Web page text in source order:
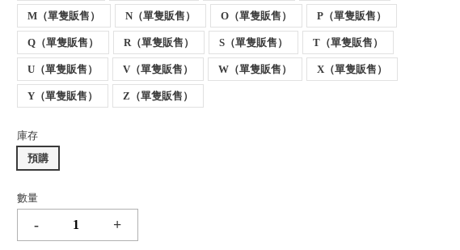
M（單隻販售） N（單隻販售） O（單隻販售） P（單隻販售）
Q（單隻販售） R（單隻販售） S（單隻販售） T（單隻販售）
U（單隻販售） V（單隻販售） W（單隻販售） X（單隻販售）
Y（單隻販售） Z（單隻販售）
庫存
預購
數量
- +